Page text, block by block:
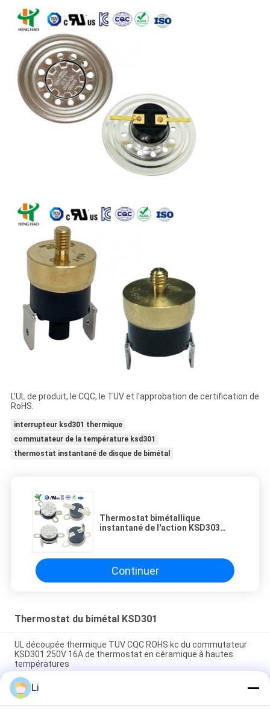
L'UL de produit, le CQC, le TUV et l'approbation de certification de
RoHS.
interrupteur ksd301 thermique
commutateur de la température ksd301
thermostat instantané de disque de bimétal
Thermostat bimétallique
instantané de l'action KSD303
Continuer
Thermostat du bimétal KSD301
UL découpée thermique TUV CQC ROHS kc du commutateur
KSD301 250V 16A de thermostat en céramique à hautes
températures
Thermostats instantanés d'action de disque bimétallique,
commutateur de commande limité de basse température
Li